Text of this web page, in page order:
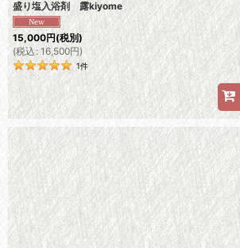
盛り塩入浴剤 露kiyome
15,000円(税別)
(税込: 16,500円)
1件